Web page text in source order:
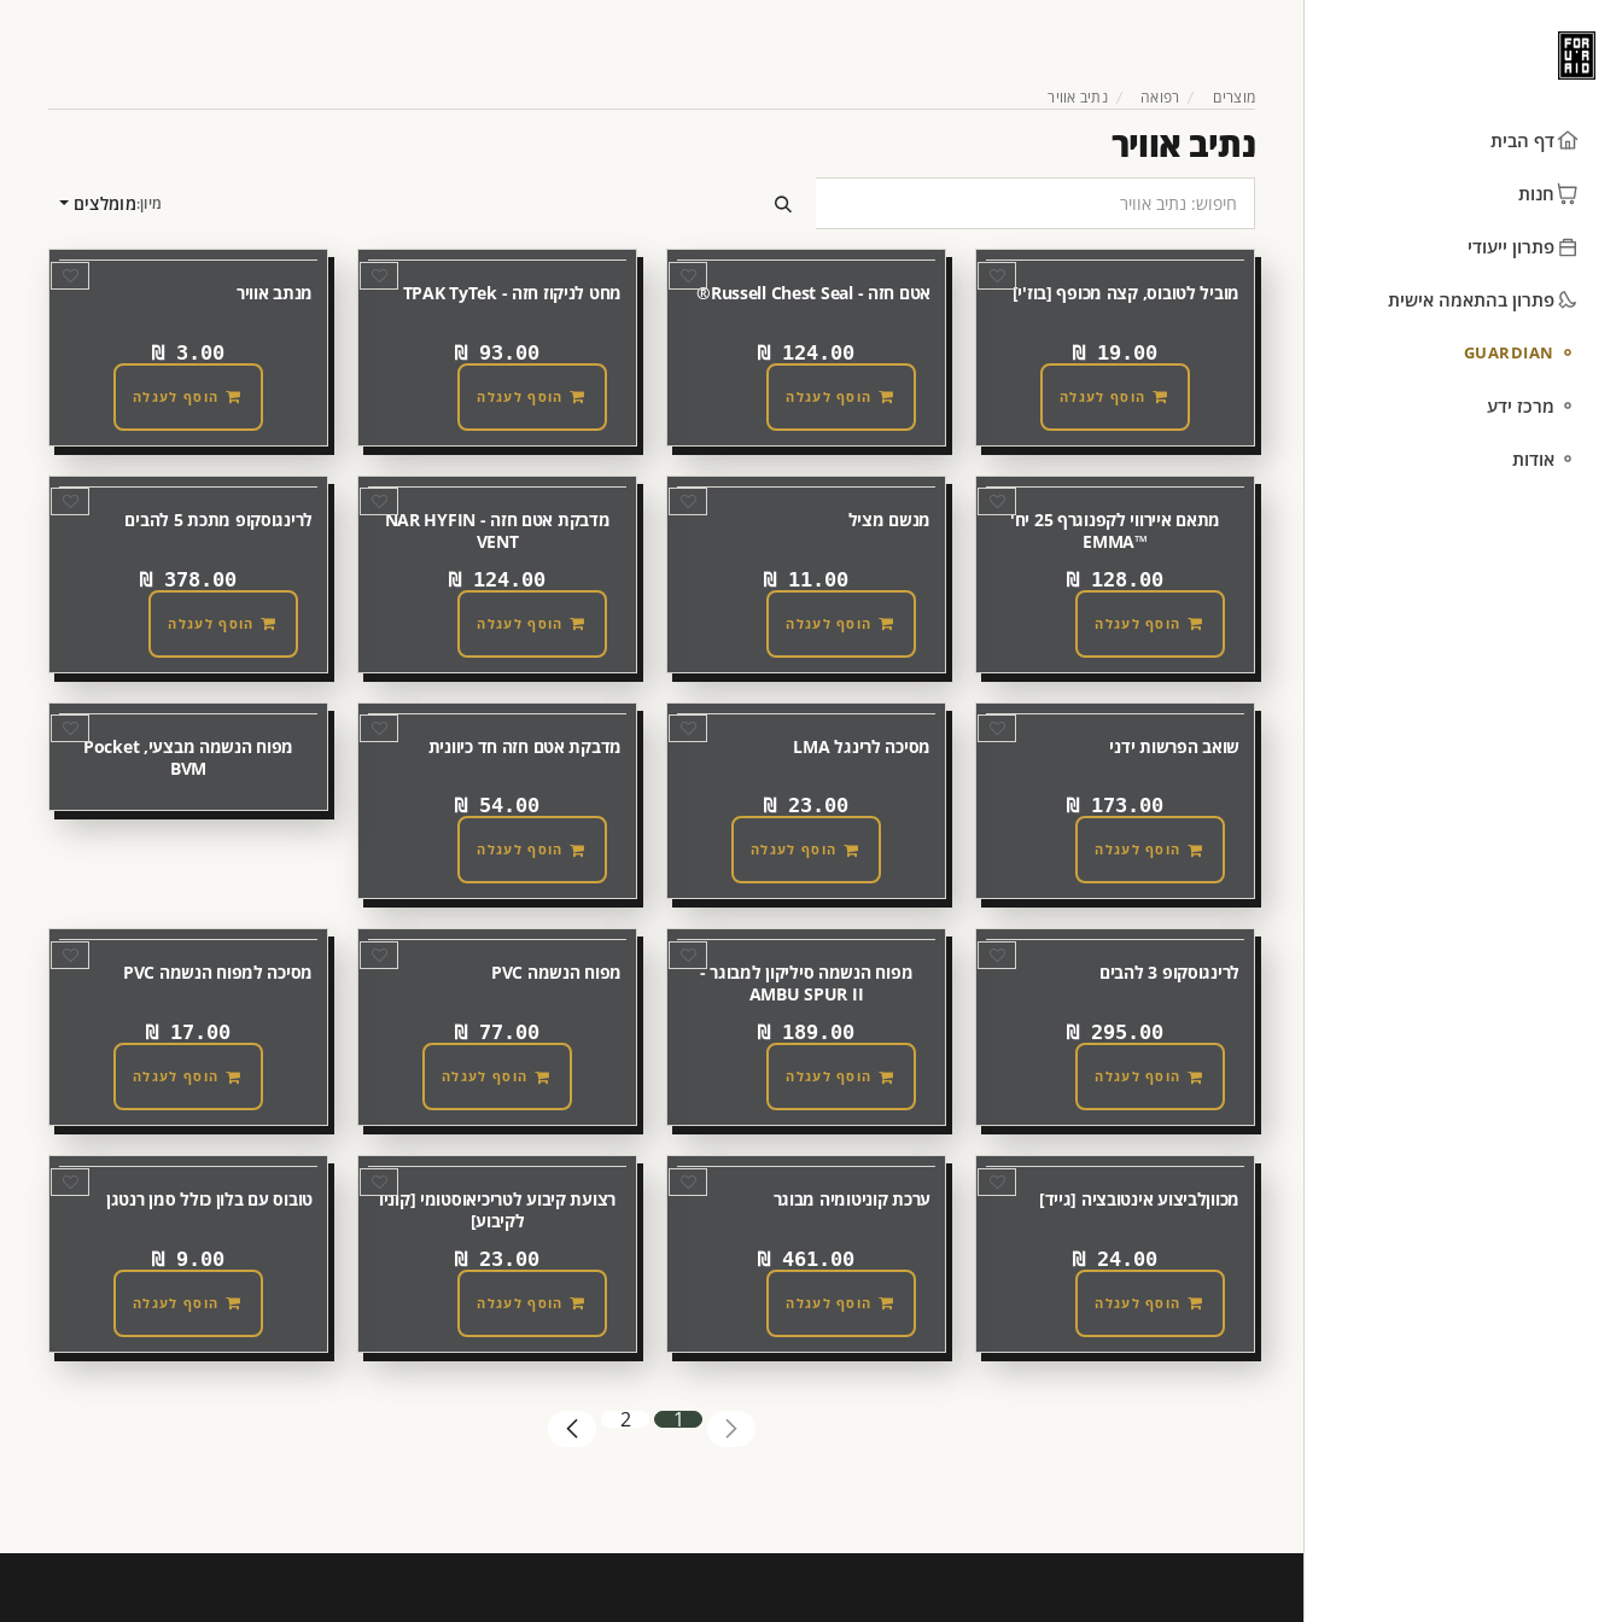
דף הבית
חנות
פתרון ייעודי
פתרון בהתאמה אישית
GUARDIAN
מרכז ידע
אודות
מוצרים רפואה נתיב אוויר
נתיב אוויר
מיון:מומלצים
מוביל לטובוס, קצה מכופף [בוז'י]
19.00
₪
הוסף לעגלה
אטם חזה - Russell Chest Seal®
124.00
₪
הוסף לעגלה
מחט לניקוז חזה - TPAK TyTek
93.00
₪
הוסף לעגלה
מנתב אוויר
3.00
₪
הוסף לעגלה
מתאם איירווי לקפנוגרף 25 יח'
™EMMA
128.00
₪
הוסף לעגלה
מנשם מציל
11.00
₪
הוסף לעגלה
מדבקת אטם חזה - NAR HYFIN
VENT
124.00
₪
הוסף לעגלה
לרינגוסקופ מתכת 5 להבים
378.00
₪
הוסף לעגלה
שואב הפרשות ידני
173.00
₪
הוסף לעגלה
מסיכה לרינגל LMA
23.00
₪
הוסף לעגלה
מדבקת אטם חזה חד כיוונית
54.00
₪
הוסף לעגלה
מפוח הנשמה מבצעי, Pocket
BVM
לרינגוסקופ 3 להבים
295.00
₪
הוסף לעגלה
מפוח הנשמה סיליקון למבוגר -
AMBU SPUR II
189.00
₪
הוסף לעגלה
מפוח הנשמה PVC
77.00
₪
הוסף לעגלה
מסיכה למפוח הנשמה PVC
17.00
₪
הוסף לעגלה
מכווןלביצוע אינטובציה [גייד]
24.00
₪
הוסף לעגלה
ערכת קוניטומיה מבוגר
461.00
₪
הוסף לעגלה
רצועת קיבוע לטריכיאוסטומי [קוניו
לקיבוע]
23.00
₪
הוסף לעגלה
טובוס עם בלון כולל סמן רנטגן
9.00
₪
הוסף לעגלה
1
2